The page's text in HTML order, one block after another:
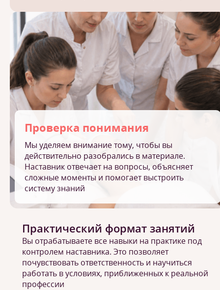
Проверка понимания
Мы уделяем внимание тому, чтобы вы
действительно разобрались в материале.
Наставник отвечает на вопросы, объясняет
сложные моменты и помогает выстроить
систему знаний
Практический формат занятий
Вы отрабатываете все навыки на практике под
контролем наставника. Это позволяет
почувствовать ответственность и научиться
работать в условиях, приближенных к реальной
профессии